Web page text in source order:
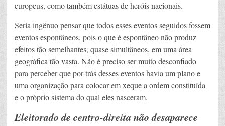
europeus, como também estátuas de heróis nacionais.
Seria ingênuo pensar que todos esses eventos seguidos fossem
eventos espontâneos, pois o que é espontâneo não produz
efeitos tão semelhantes, quase simultâneos, em uma área
geográfica tão vasta. Não é preciso ser muito desconfiado
para perceber que por trás desses eventos havia um plano e
uma organização para colocar em xeque a ordem constituída
e o próprio sistema do qual eles nasceram.
Eleitorado de centro-direita não desaparece